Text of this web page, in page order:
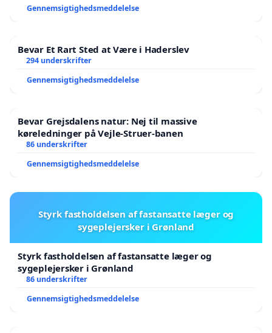
Gennemsigtighedsmeddelelse
Bevar Et Rart Sted at Være i Haderslev
294 underskrifter
Gennemsigtighedsmeddelelse
Bevar Grejsdalens natur: Nej til massive
køreledninger på Vejle-Struer-banen
86 underskrifter
Gennemsigtighedsmeddelelse
Styrk fastholdelsen af fastansatte læger og
sygeplejersker i Grønland
Styrk fastholdelsen af fastansatte læger og
sygeplejersker i Grønland
86 underskrifter
Gennemsigtighedsmeddelelse